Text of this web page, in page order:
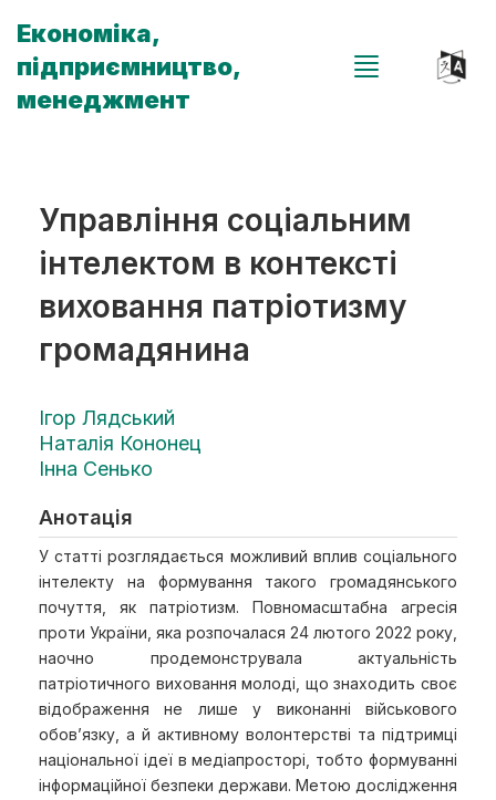
Економіка,
підприємництво,
менеджмент
Управління соціальним
інтелектом в контексті
виховання патріотизму
громадянина
Ігор Лядський
Наталія Кононец
Інна Сенько
Анотація
У статті розглядається можливий вплив соціального
інтелекту на формування такого громадянського
почуття, як патріотизм. Повномасштабна агресія
проти України, яка розпочалася 24 лютого 2022 року,
наочно продемонструвала актуальність
патріотичного виховання молоді, що знаходить своє
відображення не лише у виконанні військового
обов’язку, а й активному волонтерстві та підтримці
національної ідеї в медіапросторі, тобто формуванні
інформаційної безпеки держави. Метою дослідження